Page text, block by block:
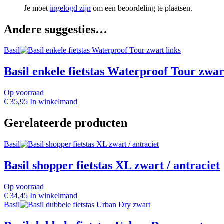
Je moet ingelogd zijn om een beoordeling te plaatsen.
Andere suggesties…
Basil
Basil enkele fietstas Waterproof Tour
Op voorraad
€ 35,95 In winkelmand
Gerelateerde producten
Basil
Basil shopper fietstas XL zwart / antraciet
Op voorraad
€ 34,45 In winkelmand
Basil